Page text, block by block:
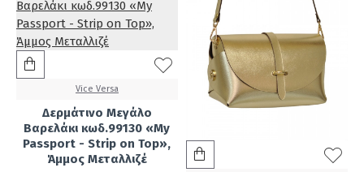
Vice Versa
Δερμάτινο Μεγάλο
Βαρελάκι κωδ.99130 «My
Passport - Strip on Top»,
Άμμος Μεταλλιζέ